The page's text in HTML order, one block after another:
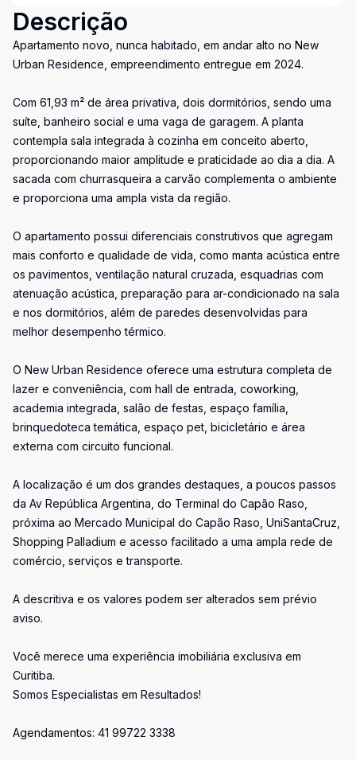
Descrição
Apartamento novo, nunca habitado, em andar alto no New
Urban Residence, empreendimento entregue em 2024.
Com 61,93 m² de área privativa, dois dormitórios, sendo uma
suíte, banheiro social e uma vaga de garagem. A planta
contempla sala integrada à cozinha em conceito aberto,
proporcionando maior amplitude e praticidade ao dia a dia. A
sacada com churrasqueira a carvão complementa o ambiente
e proporciona uma ampla vista da região.
O apartamento possui diferenciais construtivos que agregam
mais conforto e qualidade de vida, como manta acústica entre
os pavimentos, ventilação natural cruzada, esquadrias com
atenuação acústica, preparação para ar-condicionado na sala
e nos dormitórios, além de paredes desenvolvidas para
melhor desempenho térmico.
O New Urban Residence oferece uma estrutura completa de
lazer e conveniência, com hall de entrada, coworking,
academia integrada, salão de festas, espaço família,
brinquedoteca temática, espaço pet, bicicletário e área
externa com circuito funcional.
A localização é um dos grandes destaques, a poucos passos
da Av República Argentina, do Terminal do Capão Raso,
próxima ao Mercado Municipal do Capão Raso, UniSantaCruz,
Shopping Palladium e acesso facilitado a uma ampla rede de
comércio, serviços e transporte.
A descritiva e os valores podem ser alterados sem prévio
aviso.
Você merece uma experiência imobiliária exclusiva em
Curitiba.
Somos Especialistas em Resultados!
Agendamentos: 41 99722 3338